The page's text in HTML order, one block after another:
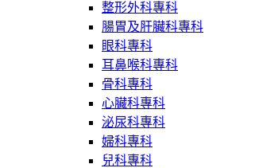
整形外科專科
腸胃及肝臟科專科
眼科專科
耳鼻喉科專科
骨科專科
心臟科專科
泌尿科專科
婦科專科
兒科專科